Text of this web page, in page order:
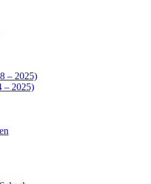
– 2025)
– 2025)